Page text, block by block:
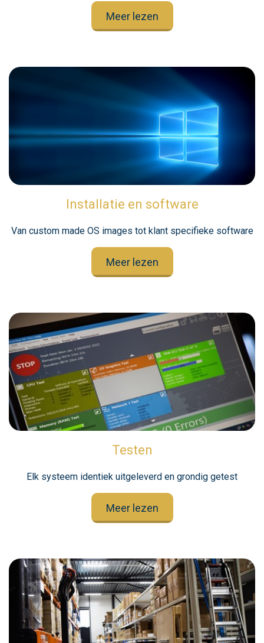
Meer lezen
Installatie en software
Van custom made OS images tot klant specifieke software
Meer lezen
Testen
Elk systeem identiek uitgeleverd en grondig getest
Meer lezen